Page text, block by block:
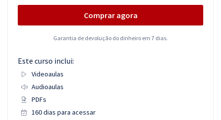
Comprar agora
Garantia de devolução do dinheiro em 7 dias.
Este curso inclui:
Videoaulas
Audioaulas
PDFs
160 dias para acessar